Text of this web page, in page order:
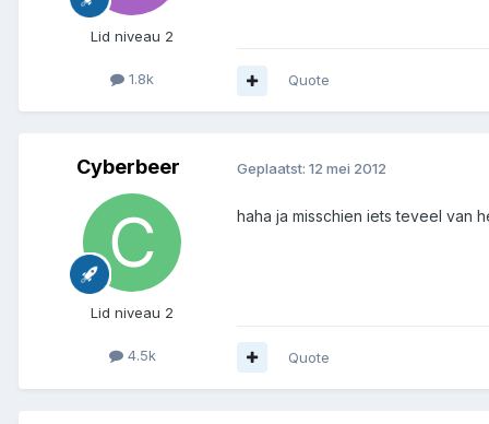
Lid niveau 2
1.8k Quote
Cyberbeer
Lid niveau 2
4.5k
Geplaatst: 12 mei 2012
haha ja misschien iets teveel van
Quote